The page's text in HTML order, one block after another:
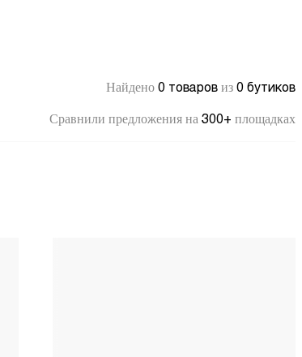
Найдено 0 товаров из 0 бутиков
Сравнили предложения на 300+ площадках